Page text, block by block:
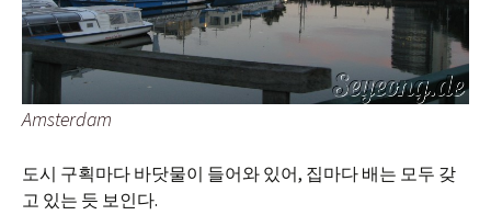
Amsterdam
도시 구획마다 바닷물이 들어와 있어, 집마다 배는 모두 갖
고 있는 듯 보인다.